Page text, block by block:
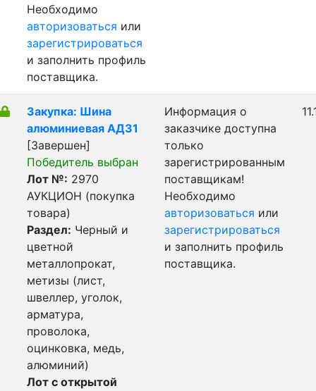
Необходимо
авторизоваться или
зарегистрироваться
и заполнить профиль
поставщика.
Закупка: Шина
алюминиевая АД31
[Завершен]
Победитель выбран
Лот №: 2970
АУКЦИОН (покупка
товара)
Раздел: Черный и
цветной
металлопрокат,
метизы (лист,
швеллер, уголок,
арматура,
проволока,
оцинковка, медь,
алюминий)
Лот с открытой
Информация о
заказчике доступна
только
зарегистрированным
поставщикам!
Необходимо
авторизоваться или
зарегистрироваться
и заполнить профиль
поставщика.